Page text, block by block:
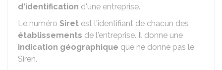
d'identification d'une entreprise.
Le numéro Siret est l'identifiant de chacun des
établissements de l'entreprise. Il donne une
indication géographique que ne donne pas le
Siren.